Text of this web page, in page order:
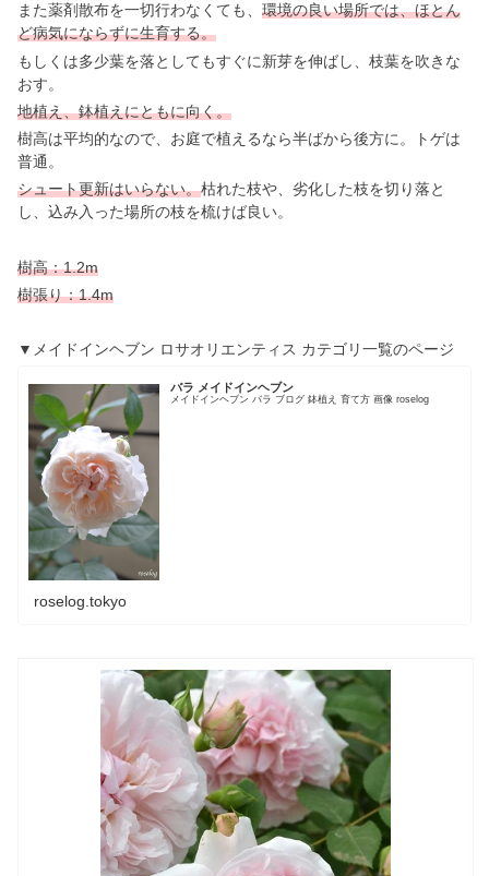
また薬剤散布を一切行わなくても、 環境の良い場所では、ほとん
ど病気にならずに生育する。
もしくは多少葉を落としてもすぐに新芽を伸ばし、枝葉を吹きな
おす。
地植え、鉢植えにともに向く。
樹高は平均的なので、お庭で植えるなら半ばから後方に。トゲは
普通。
シュート更新はいらない。枯れた枝や、劣化した枝を切り落と
し、込み入った場所の枝を梳けば良い。
樹高：1.2m
樹張り：1.4m
▼メイドインヘブン ロサオリエンティス カテゴリ一覧のページ
バラ メイドインヘブン
メイドインヘブン バラ ブログ 鉢植え 育て方 画像 roselog
roselog.tokyo